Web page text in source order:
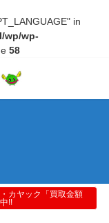
in
wp/wp-
58
カヤック「買取金額
!!